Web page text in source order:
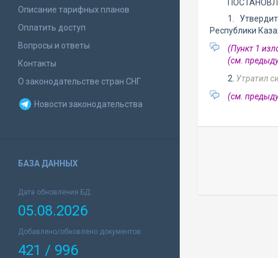
Описание тарифных планов
Оплатить доступ
Вопросы и ответы
Контакты
О законодательстве стран СНГ
Новости законодательства
БАЗА ДАННЫХ
Дата обновления БД:
05.08.2026
Добавлено/обновлено документов:
421 / 996
1.
Республики
(Пункт 1
(см.
2. Утратил
(см.